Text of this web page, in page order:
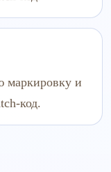
маркировку и
код.